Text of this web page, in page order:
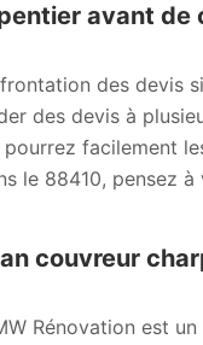
avant de
des devis
des devis à
facilement
le 88410, pensez à
couvreur
Rénovation est un